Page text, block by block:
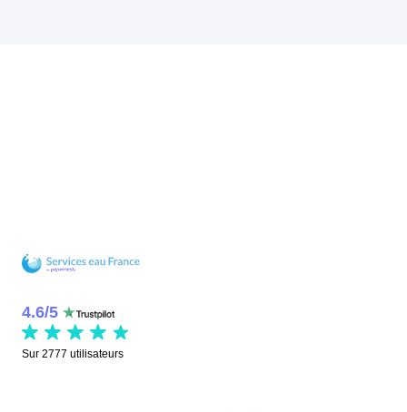
4.6/5
Sur 2777 utilisateurs